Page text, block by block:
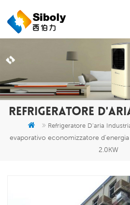
REFRIGERATORE
Refrigeratore D'aria
evaporativo economizzatore
2.0KW